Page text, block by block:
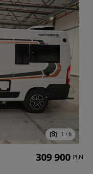
1 / 6
309 900 PLN